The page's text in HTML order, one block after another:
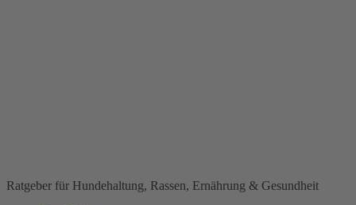
Ratgeber für Hundehaltung, Rassen, Ernährung & Gesundheit